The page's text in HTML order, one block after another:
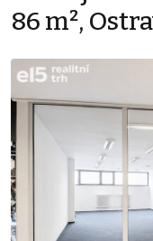
86 m²,